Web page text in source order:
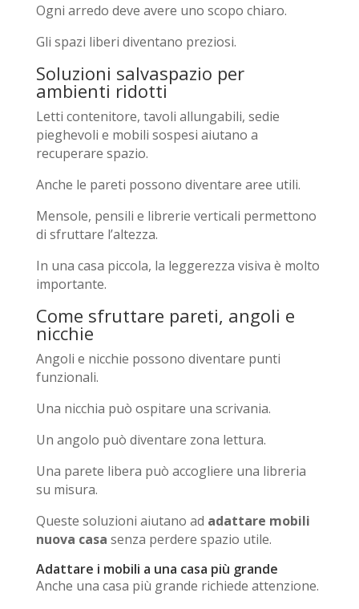
Ogni arredo deve avere uno scopo chiaro.
Gli spazi liberi diventano preziosi.
Soluzioni salvaspazio per
ambienti ridotti
Letti contenitore, tavoli allungabili, sedie
pieghevoli e mobili sospesi aiutano a
recuperare spazio.
Anche le pareti possono diventare aree utili.
Mensole, pensili e librerie verticali permettono
di sfruttare l’altezza.
In una casa piccola, la leggerezza visiva è molto
importante.
Come sfruttare pareti, angoli e
nicchie
Angoli e nicchie possono diventare punti
funzionali.
Una nicchia può ospitare una scrivania.
Un angolo può diventare zona lettura.
Una parete libera può accogliere una libreria
su misura.
Queste soluzioni aiutano ad adattare mobili
nuova casa senza perdere spazio utile.
Adattare i mobili a una casa più grande
Anche una casa più grande richiede attenzione.